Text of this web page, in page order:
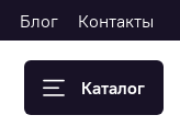
Блог Контакты
Каталог